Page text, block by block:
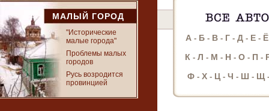
МАЛЫЙ ГОРОД
"Исторические
малые города"
Проблемы малых
городов
Русь возродится
провинцией
А - Б - В - Г - Д - Е - Ё
К -Л - М - Н -О - П -
Ф -Х - Ц -Ч - Ш - Щ